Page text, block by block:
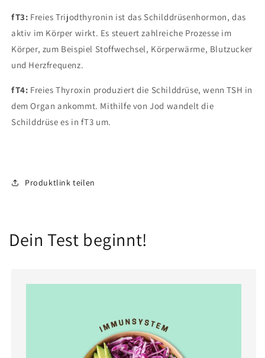
fT3: Freies Trijodthyronin ist das Schilddrüsenhormon, das
aktiv im Körper wirkt. Es steuert zahlreiche Prozesse im
Körper, zum Beispiel Stoffwechsel, Körperwärme, Blutzucker
und Herzfrequenz.
fT4: Freies Thyroxin produziert die Schilddrüse, wenn TSH in
dem Organ ankommt. Mithilfe von Jod wandelt die
Schilddrüse es in fT3 um.
Produktlink teilen
Dein Test beginnt!